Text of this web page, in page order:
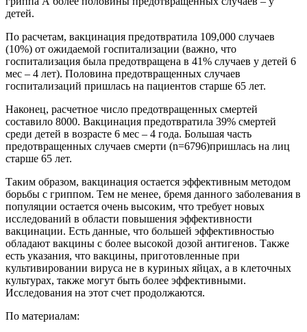
детей.
По расчетам, вакцинация предотвратила 109,000 случаев
(10%) от ожидаемой госпитализации (важно, что
госпитализация была предотвращена в 41% случаев у детей 6
мес – 4 лет). Половина предотвращенных случаев
госпитализаций пришлась на пациентов старше 65 лет.
Наконец, расчетное число предотвращенных смертей
составило 8000. Вакцинация предотвратила 39% смертей
среди детей в возрасте 6 мес – 4 года. Большая часть
предотвращенных случаев смерти (n=6796)пришлась на лиц
старше 65 лет.
Таким образом, вакцинация остается эффективным методом
борьбы с гриппом. Тем не менее, бремя данного заболевания в
популяции остается очень высоким, что требует новых
исследований в области повышения эффективности
вакцинации. Есть данные, что большей эффективностью
обладают вакцины с более высокой дозой антигенов. Также
есть указания, что вакцины, приготовленные при
культивировании вируса не в куриных яйцах, а в клеточных
культурах, также могут быть более эффективными.
Исследования на этот счет продолжаются.
По материалам: